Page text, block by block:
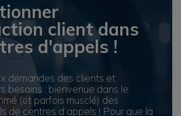
client dans
d'appels !
demandes des clients et
besoins : bienvenue dans le
(et parfois musclé) des
de centres d’appels ! Pour que la